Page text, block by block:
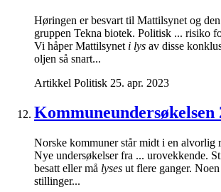
Høringen er besvart til Mattilsynet og
gruppen Tekna biotek. Politisk ... risiko
Vi håper Mattilsynet i lys av disse
oljen så snart...
Artikkel Politisk 25. apr. 2023
Kommuneundersøkelsen
Norske kommuner står midt i en alvorlig
Nye undersøkelser fra ... urovekkende.
besatt eller må lyses ut flere ganger. Noen
stillinger...